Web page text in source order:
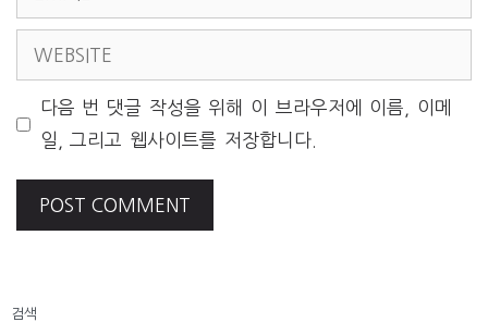
WEBSITE
다음 번 댓글 작성을 위해 이 브라우저에 이름, 이메
일, 그리고 웹사이트를 저장합니다.
검색